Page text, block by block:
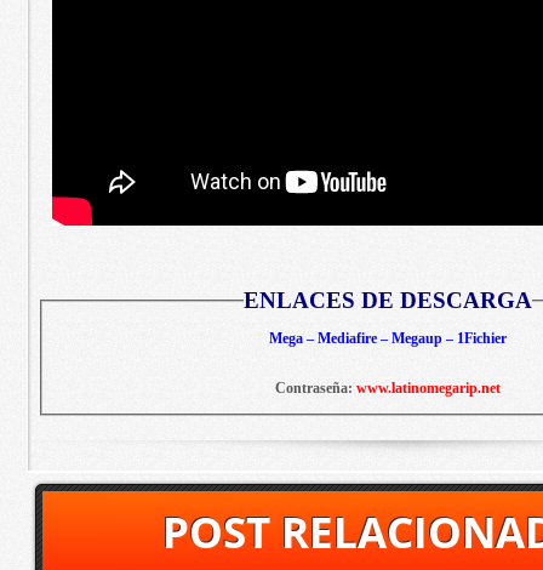
ENLACES DE DESCARGA
Mega – Mediafire – Megaup – 1Fichier
Contraseña: www.latinomegarip.net
POST